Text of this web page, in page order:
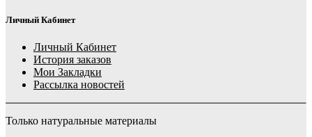
Личный Кабинет
Личный Кабинет
История заказов
Мои Закладки
Рассылка новостей
Только натуральные материалы